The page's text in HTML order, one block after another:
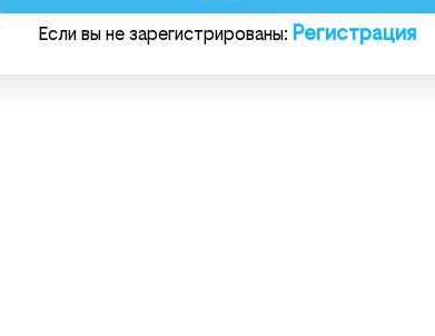
Если вы не зарегистрированы: Регистрация